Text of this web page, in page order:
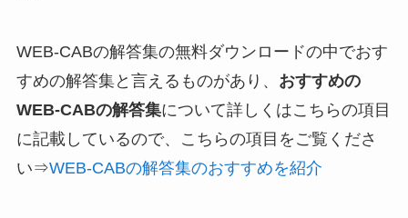
WEB-CABの解答集の無料ダウンロードの中でおす
すめの解答集と言えるものがあり、 おすすめの
WEB-CABの解答集について詳しくはこちらの項目
に記載しているので、こちらの項目をご覧くださ
い⇒WEB-CABの解答集のおすすめを紹介